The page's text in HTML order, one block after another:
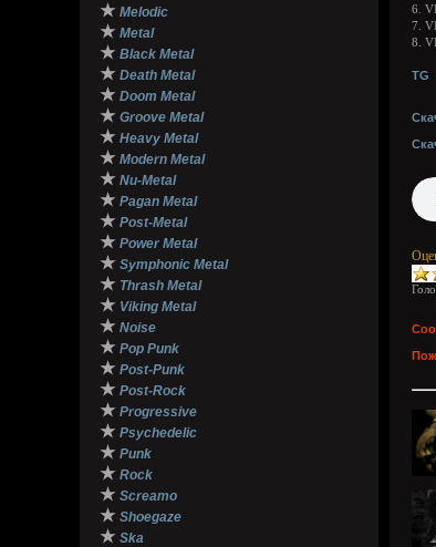
★ Melodic
★ Metal
★ Black Metal
★ Death Metal
★ Doom Metal
★ Groove Metal
★ Heavy Metal
★ Modern Metal
★ Nu-Metal
★ Pagan Metal
★ Post-Metal
★ Power Metal
★ Symphonic Metal
★ Thrash Metal
★ Viking Metal
★ Noise
★ Pop Punk
★ Post-Punk
★ Post-Rock
★ Progressive
★ Psychedelic
★ Punk
★ Rock
★ Screamo
★ Shoegaze
★ Ska
6. VI
7.
8.
TG